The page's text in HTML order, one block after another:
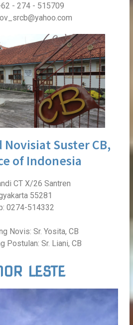
- 274 - 515709
Suster CB,
of Indonesia
CT X/26 Santren
55281
0274-514332
Novis: Sr. Yosita, CB
Postulan: Sr. Liani, CB
LESTE